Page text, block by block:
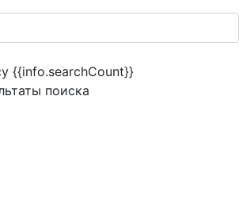
{{info.searchCount}}
поиска